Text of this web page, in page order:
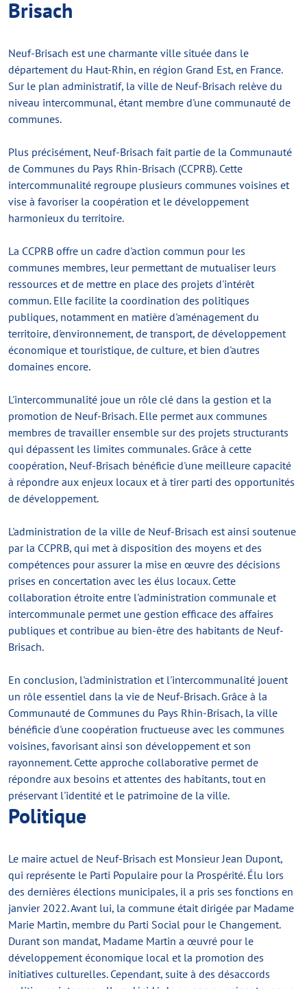
Brisach
Neuf-Brisach est une charmante ville située dans le
département du Haut-Rhin, en région Grand Est, en France.
Sur le plan administratif, la ville de Neuf-Brisach relève du
niveau intercommunal, étant membre d'une communauté de
communes.
Plus précisément, Neuf-Brisach fait partie de la Communauté
de Communes du Pays Rhin-Brisach (CCPRB). Cette
intercommunalité regroupe plusieurs communes voisines et
vise à favoriser la coopération et le développement
harmonieux du territoire.
La CCPRB offre un cadre d'action commun pour les
communes membres, leur permettant de mutualiser leurs
ressources et de mettre en place des projets d'intérêt
commun. Elle facilite la coordination des politiques
publiques, notamment en matière d'aménagement du
territoire, d'environnement, de transport, de développement
économique et touristique, de culture, et bien d'autres
domaines encore.
L'intercommunalité joue un rôle clé dans la gestion et la
promotion de Neuf-Brisach. Elle permet aux communes
membres de travailler ensemble sur des projets structurants
qui dépassent les limites communales. Grâce à cette
coopération, Neuf-Brisach bénéficie d'une meilleure capacité
à répondre aux enjeux locaux et à tirer parti des opportunités
de développement.
L'administration de la ville de Neuf-Brisach est ainsi soutenue
par la CCPRB, qui met à disposition des moyens et des
compétences pour assurer la mise en œuvre des décisions
prises en concertation avec les élus locaux. Cette
collaboration étroite entre l'administration communale et
intercommunale permet une gestion efficace des affaires
publiques et contribue au bien-être des habitants de Neuf-
Brisach.
En conclusion, l'administration et l'intercommunalité jouent
un rôle essentiel dans la vie de Neuf-Brisach. Grâce à la
Communauté de Communes du Pays Rhin-Brisach, la ville
bénéficie d'une coopération fructueuse avec les communes
voisines, favorisant ainsi son développement et son
rayonnement. Cette approche collaborative permet de
répondre aux besoins et attentes des habitants, tout en
préservant l'identité et le patrimoine de la ville.
Politique
Le maire actuel de Neuf-Brisach est Monsieur Jean Dupont,
qui représente le Parti Populaire pour la Prospérité. Élu lors
des dernières élections municipales, il a pris ses fonctions en
janvier 2022. Avant lui, la commune était dirigée par Madame
Marie Martin, membre du Parti Social pour le Changement.
Durant son mandat, Madame Martin a œuvré pour le
développement économique local et la promotion des
initiatives culturelles. Cependant, suite à des désaccords